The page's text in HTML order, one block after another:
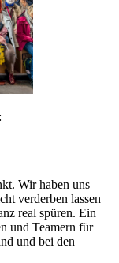
Wir haben uns
verderben lassen
real spüren. Ein
und Teamern für
und bei den